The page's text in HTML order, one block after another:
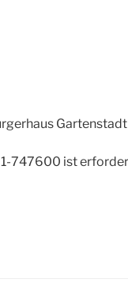
747600 ist